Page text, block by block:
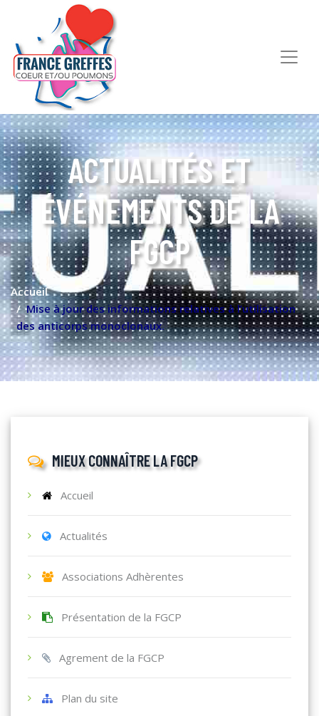
ACTUALITÉS ET
ÉVÉNEMENTS DE LA
FGCP
Accueil
Mise à jour des informations relatives à l’utilisation
des anticorps monoclonaux.
MIEUX CONNAÎTRE LA FGCP
Accueil
Actualités
Associations Adhèrentes
Présentation de la FGCP
Agrement de la FGCP
Plan du site